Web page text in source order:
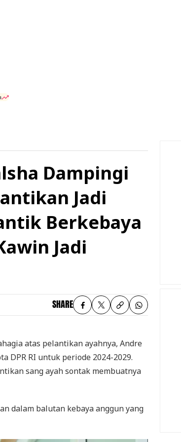
Dampingi
Jadi
Berkebaya
Jadi
SHARE
atas pelantikan ayahnya, Andre
DPR RI untuk periode 2024-2029.
sang ayah sontak membuatnya
dalam balutan kebaya anggun yang